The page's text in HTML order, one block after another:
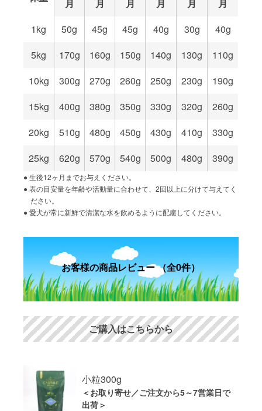
月
月
月
月
月
月
1kg
50g 45g 45g 40g 30g
40g
5kg
170g 160g 150g 140g 130g
110g
10kg
300g 270g 260g 250g 230g
190g
15kg
400g 380g 350g 330g 320g
260g
20kg
510g 480g 450g 430g 410g
330g
25kg
620g 570g 540g 500g 480g 390g
生後12ヶ月までお与えください。
表の目安量を年齢や活動量に合わせて、2回以上に分けて与えてく
ださい。
愛犬が常に新鮮で清潔な水を飲めるように配慮してください。
お客様の商品レビュー （全0件）
ご購入はこちらから
小粒300g
＜お取り寄せ／ご注文から5～7営業日で
出荷＞